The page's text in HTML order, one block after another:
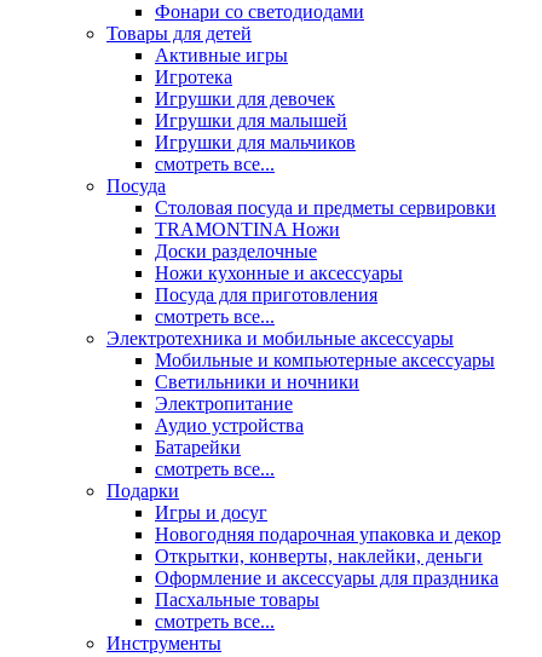
Фонари со светодиодами
Товары для детей
Активные игры
Игротека
Игрушки для девочек
Игрушки для малышей
Игрушки для мальчиков
смотреть все...
Посуда
Столовая посуда и предметы сервировки
TRAMONTINA Ножи
Доски разделочные
Ножи кухонные и аксессуары
Посуда для приготовления
смотреть все...
Электротехника и мобильные аксессуары
Мобильные и компьютерные аксессуары
Светильники и ночники
Электропитание
Аудио устройства
Батарейки
смотреть все...
Подарки
Игры и досуг
Новогодняя подарочная упаковка и декор
Открытки, конверты, наклейки, деньги
Оформление и аксессуары для праздника
Пасхальные товары
смотреть все...
Инструменты